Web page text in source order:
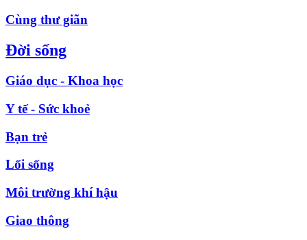
Cùng thư giãn
Đời sống
Giáo dục - Khoa học
Y tế - Sức khoẻ
Bạn trẻ
Lối sống
Môi trường khí hậu
Giao thông